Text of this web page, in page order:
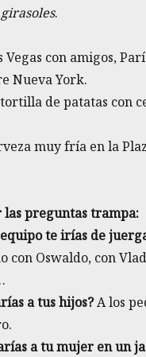
.
Vegas con amigos,
Nueva York.
de patatas con
muy fría en la
preguntas trampa:
te irías de
con Oswaldo, con
a tus hijos?A los
a tu mujer en un